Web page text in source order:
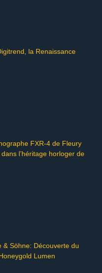
la Renaissance
FXR-4 de Fleury
l’héritage horloger de
& Söhne: Découverte du
Lumen